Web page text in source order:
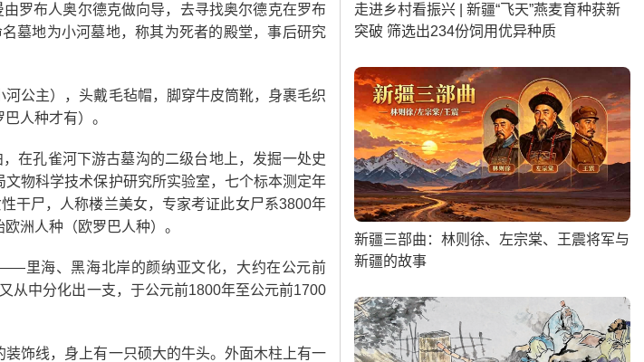
罗布人奥尔德克做向导，去寻找奥尔德克在罗布
墓地为小河墓地，称其为死者的殿堂，事后研究
公主），头戴毛毡帽，脚穿牛皮筒靴，身裹毛织
人种才有）。
在孔雀河下游古墓沟的二级台地上，发掘一处史
物科学技术保护研究所实验室，七个标本测定年
干尸，人称楼兰美女，专家考证此女尸系3800年
洲人种（欧罗巴人种）。
里海、黑海北岸的颜纳亚文化，大约在公元前
从中分化出一支，于公元前1800年至公元前1700
饰线，身上有一只硕大的牛头。外面木柱上有一
走进乡村看振兴 | 新疆“飞天”燕麦育种获新
突破 筛选出234份饲用优异种质
新疆三部曲：林则徐、左宗棠、王震将军与
新疆的故事